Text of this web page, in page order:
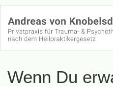
Wenn Du